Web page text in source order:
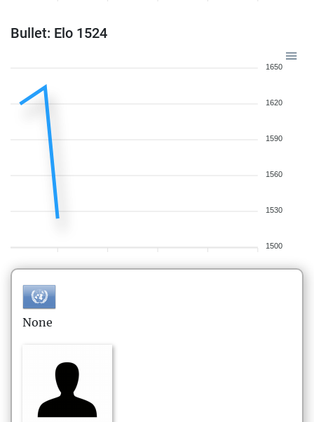
Bullet: Elo 1524
1650
1620
1590
1560
1530
1500
None